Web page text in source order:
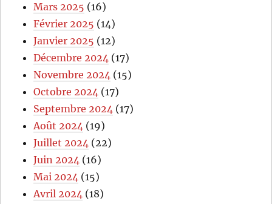
Mars 2025 (16)
Février 2025 (14)
Janvier 2025 (12)
Décembre 2024 (17)
Novembre 2024 (15)
Octobre 2024 (17)
Septembre 2024 (17)
Août 2024 (19)
Juillet 2024 (22)
Juin 2024 (16)
Mai 2024 (15)
Avril 2024 (18)